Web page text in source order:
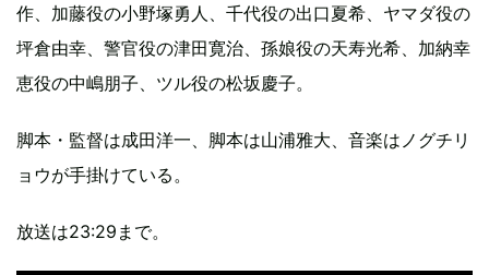
作、加藤役の小野塚勇人、千代役の出口夏希、ヤマダ役の
坪倉由幸、警官役の津田寛治、孫娘役の天寿光希、加納幸
恵役の中嶋朋子、ツル役の松坂慶子。
脚本・監督は成田洋一、脚本は山浦雅大、音楽はノグチリ
ョウが手掛けている。
放送は23:29まで。